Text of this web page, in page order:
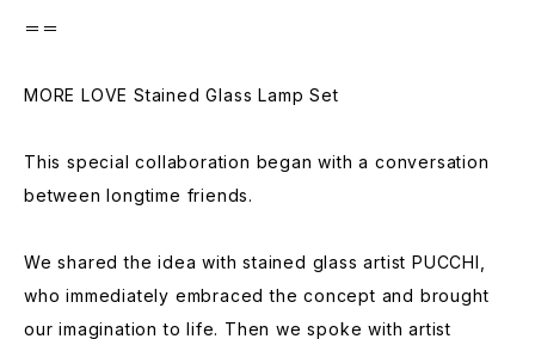
＝＝
MORE LOVE Stained Glass Lamp Set
This special collaboration began with a conversation
between longtime friends.
We shared the idea with stained glass artist PUCCHI,
who immediately embraced the concept and brought
our imagination to life. Then we spoke with artist